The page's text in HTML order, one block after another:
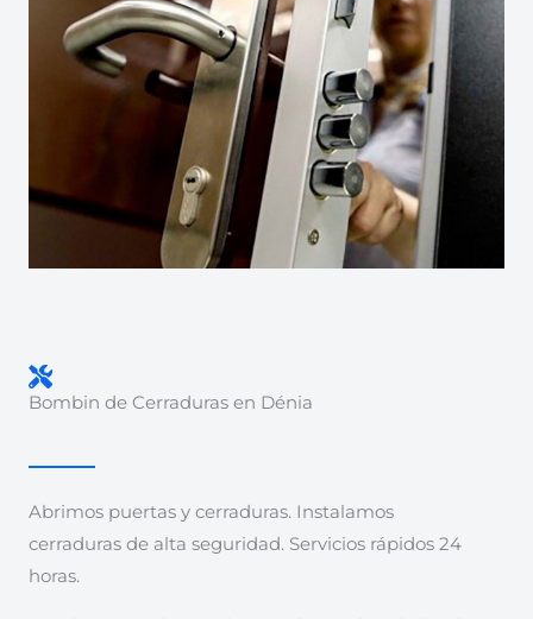
Bombin de Cerraduras en Dénia
Abrimos puertas y cerraduras. Instalamos
cerraduras de alta seguridad. Servicios rápidos 24
horas.